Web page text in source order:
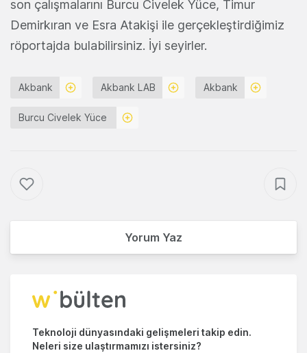
son çalışmalarını Burcu Civelek Yüce, Timur
Demirkıran ve Esra Atakişi ile gerçekleştirdiğimiz
röportajda bulabilirsiniz. İyi seyirler.
Akbank Akbank LAB Akbank
Burcu Civelek Yüce
Yorum Yaz
Teknoloji dünyasındaki gelişmeleri takip edin.
Neleri size ulaştırmamızı istersiniz?